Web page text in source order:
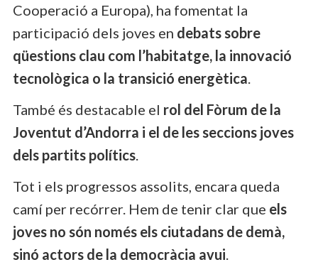
Cooperació a Europa), ha fomentat la
participació dels joves en debats sobre
qüestions clau com l’habitatge, la innovació
tecnològica o la transició energètica.
També és destacable el rol del Fòrum de la
Joventut d’Andorra i el de les seccions joves
dels partits polítics.
Tot i els progressos assolits, encara queda
camí per recórrer. Hem de tenir clar que els
joves no són només els ciutadans de demà,
sinó actors de la democràcia avui.